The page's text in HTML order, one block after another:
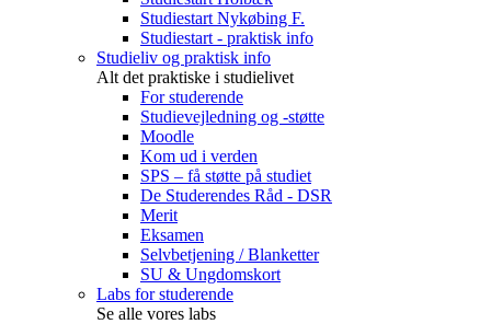
Studiestart Nykøbing F.
Studiestart - praktisk info
Studieliv og praktisk info
Alt det praktiske i studielivet
For studerende
Studievejledning og -støtte
Moodle
Kom ud i verden
SPS – få støtte på studiet
De Studerendes Råd - DSR
Merit
Eksamen
Selvbetjening / Blanketter
SU & Ungdomskort
Labs for studerende
Se alle vores labs